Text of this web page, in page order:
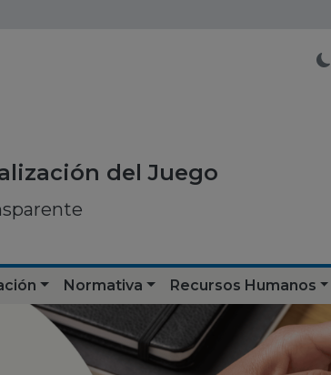
del Juego
Normativa Recursos Humanos